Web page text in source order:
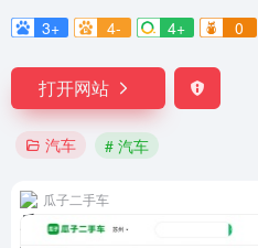
3+
4- 4+ 0
打开网站
汽车 # 汽车
瓜子二手车